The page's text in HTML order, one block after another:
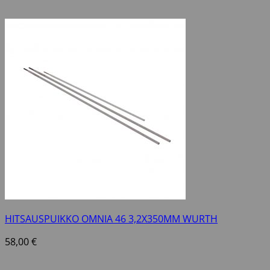
HITSAUSPUIKKO OMNIA 46 3,2X350MM WURTH
58,00€